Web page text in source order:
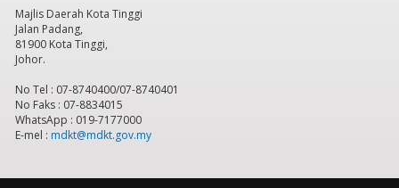
Majlis Daerah Kota Tinggi
Jalan Padang,
81900 Kota Tinggi,
Johor.
No Tel : 07-8740400/07-8740401
No Faks : 07-8834015
WhatsApp : 019-7177000
E-mel : mdkt@mdkt.gov.my